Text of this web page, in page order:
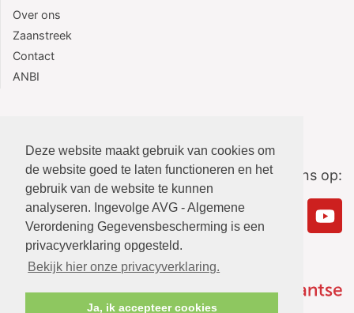
Deze website maakt gebruik van cookies om
de website goed te laten functioneren en het
gebruik van de website te kunnen
analyseren. Ingevolge AVG - Algemene
Verordening Gegevensbescherming is een
privacyverklaring opgesteld.
Bekijk hier onze privacyverklaring.
Ja, ik accepteer cookies
Over ons
Zaanstreek
Contact
ANBI
Volg ons op: